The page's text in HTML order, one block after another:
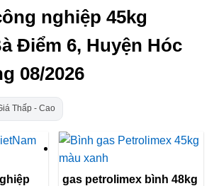
nghiệp 45kg
Điểm 6, Huyện Hóc
08/2026
Thấp - Cao
gas petrolimex bình 48kg